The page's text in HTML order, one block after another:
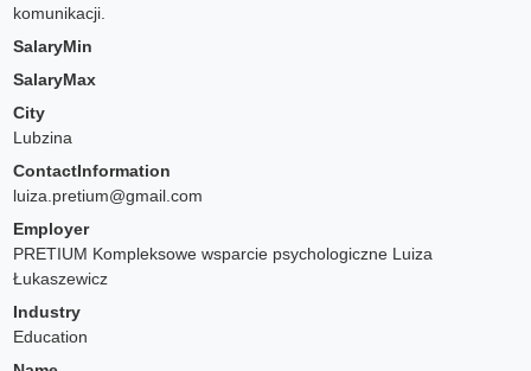
komunikacji.
SalaryMin
SalaryMax
City
Lubzina
ContactInformation
luiza.pretium@gmail.com
Employer
PRETIUM Kompleksowe wsparcie psychologiczne Luiza
Łukaszewicz
Industry
Education